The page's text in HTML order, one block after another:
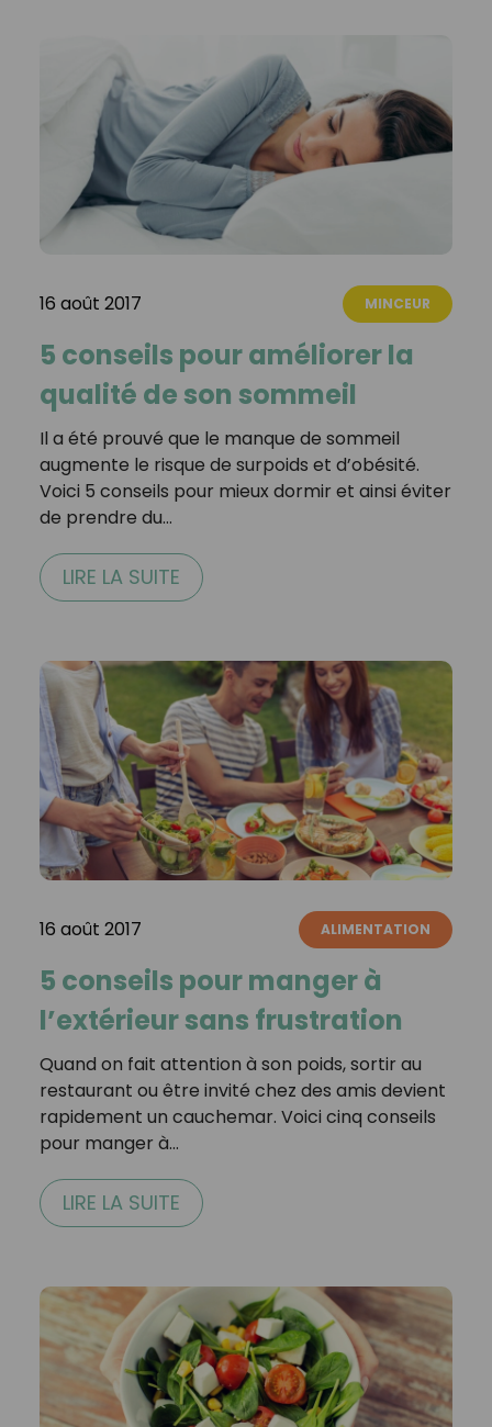
16 août 2017 MINCEUR
5 conseils pour améliorer la
qualité de son sommeil
Il a été prouvé que le manque de sommeil
augmente le risque de surpoids et d’obésité.
Voici 5 conseils pour mieux dormir et ainsi éviter
de prendre du…
LIRE LA SUITE
16 août 2017 ALIMENTATION
5 conseils pour manger à
l’extérieur sans frustration
Quand on fait attention à son poids, sortir au
restaurant ou être invité chez des amis devient
rapidement un cauchemar. Voici cinq conseils
pour manger à…
LIRE LA SUITE